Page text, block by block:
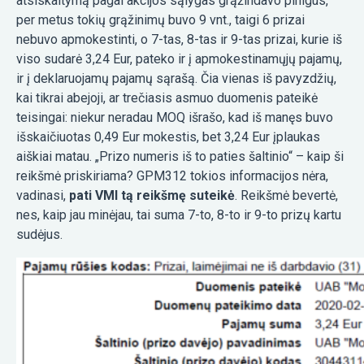
per metus tokių grąžinimų buvo 9 vnt., taigi 6 prizai
nebuvo apmokestinti, o 7-tas, 8-tas ir 9-tas prizai, kurie iš
viso sudarė 3,24 Eur, pateko ir į apmokestinamųjų pajamų,
ir į deklaruojamų pajamų sąrašą. Čia vienas iš pavyzdžių,
kai tikrai abejoji, ar trečiasis asmuo duomenis pateikė
teisingai: niekur neradau MOQ išrašo, kad iš manęs buvo
išskaičiuotas 0,49 Eur mokestis, bet 3,24 Eur įplaukas
aiškiai matau. „Prizo numeris iš to paties šaltinio“ – kaip ši
reikšmė priskiriama? GPM312 tokios informacijos nėra,
vadinasi, pati VMI tą reikšmę suteikė. Reikšmė bevertė,
nes, kaip jau minėjau, tai suma 7-to, 8-to ir 9-to prizų kartu
sudėjus.